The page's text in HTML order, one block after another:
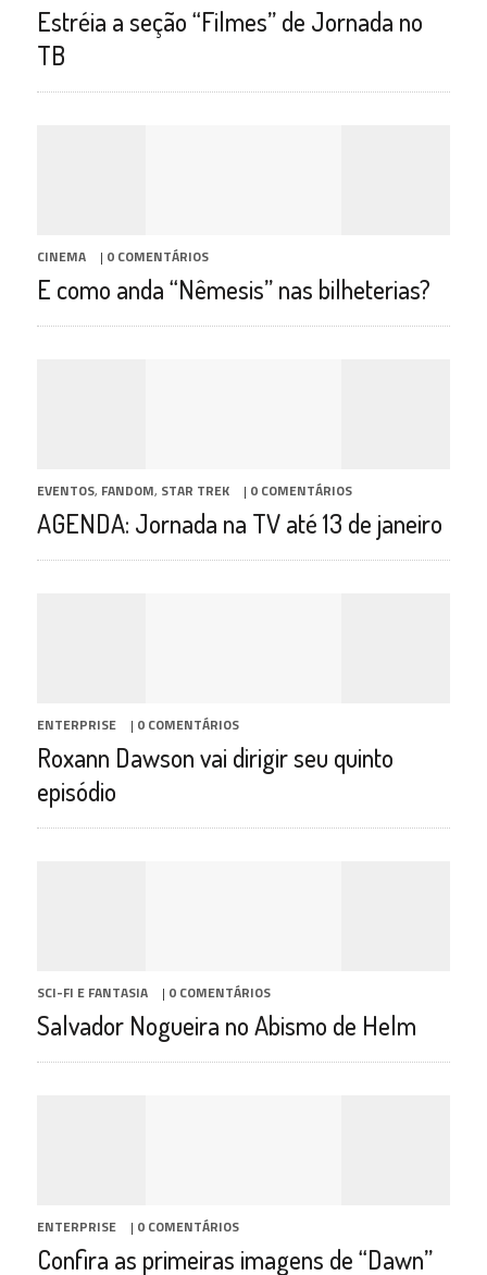
Estréia a seção “Filmes” de Jornada no
TB
CINEMA | 0 COMENTÁRIOS
E como anda “Nêmesis” nas bilheterias?
EVENTOS, FANDOM, STAR TREK | 0 COMENTÁRIOS
AGENDA: Jornada na TV até 13 de janeiro
ENTERPRISE | 0 COMENTÁRIOS
Roxann Dawson vai dirigir seu quinto
episódio
SCI-FI E FANTASIA | 0 COMENTÁRIOS
Salvador Nogueira no Abismo de Helm
ENTERPRISE | 0 COMENTÁRIOS
Confira as primeiras imagens de “Dawn”